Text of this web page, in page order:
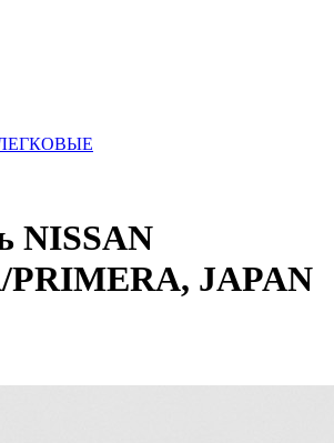
NISSAN
JAPAN